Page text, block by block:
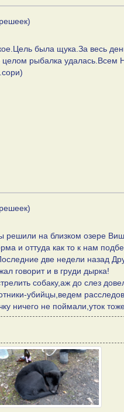
была щука.За весь
целом рыбалка удалась.Всем
решили на близком озере
и оттуда как то к нам
две недели назад
говорит и в груди дырка!
собаку,аж до слез
убийцы,ведем
ничего не поймали,уток